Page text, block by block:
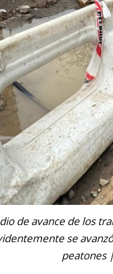
de avance de los
se
peatones